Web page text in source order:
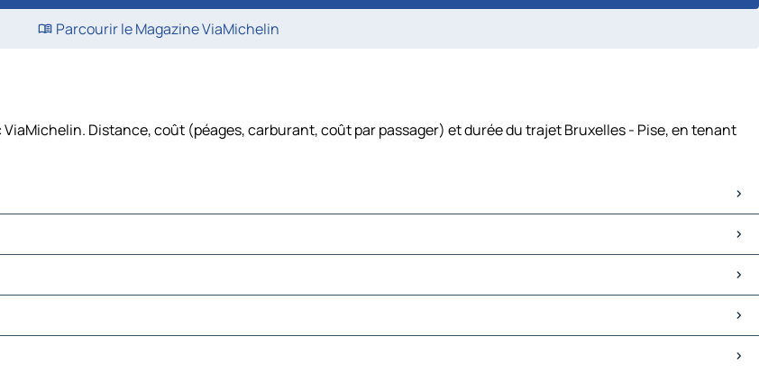
Parcourir le Magazine ViaMichelin
Distance, coût (péages, carburant, coût par passager) et durée du trajet Bruxelles - Pise, en tenant